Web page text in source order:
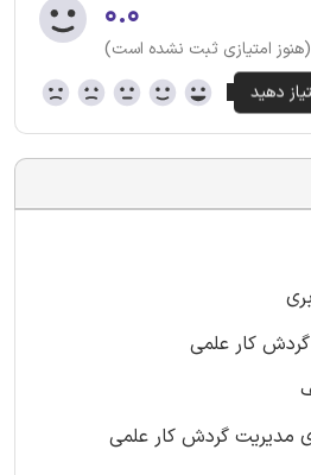
۰.۰
(هنوز امتیازی ثبت نشده است)